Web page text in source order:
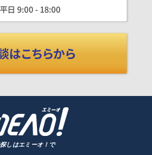
しはエミーオ！で